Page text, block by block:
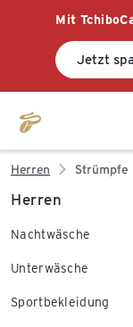
Mit
Jetzt
Herren Strümpfe
Herren
Nachtwäsche
Unterwäsche
Sportbekleidung